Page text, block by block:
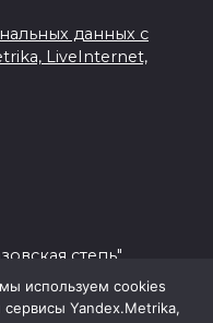
данных с
LiveInternet,
степь"
используем cookies
Yandex.Metrika,